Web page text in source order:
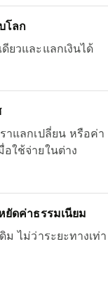
โลก
ยวและแลกเงินได้
าแลกเปลี่ยน หรือค่า
อใช้จ่ายในต่าง
ยัดค่าธรรมเนียม
ม ไม่ว่าระยะทางเท่า